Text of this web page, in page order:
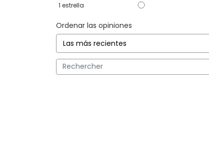
1 estrella
Ordenar las opiniones